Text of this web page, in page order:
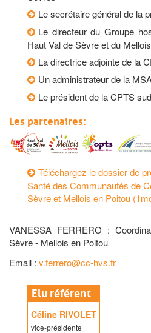
Le secrétaire général de la
Le directeur du Groupe
Haut Val de Sèvre et du Mellois
La directrice adjointe de la
Un administrateur de la
Le président de la CPTS
Les partenaires:
Téléchargez le dossier de
Santé des Communautés de
Sèvre et Mellois en Poitou
VANESSA FERRERO :
Sèvre - Mellois en Poitou
Email : v.ferrero@cc-hvs.fr
Elu référent
Céline RIVOLET
vice-présidente